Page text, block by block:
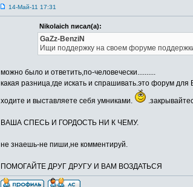
14-Май-11 17:31
Nikolaich писал(а):
GaZz-BenziN
Ищи поддержку на своем форуме
можно было и ответить,по-человечески..........
какая разница,где искать и спрашивать.это форум для
ходите и выставляете себя умниками.
ВАША СПЕСЬ И ГОРДОСТЬ НИ К ЧЕМУ.
не знаешь-не пиши,не комментируй.
ПОМОГАЙТЕ ДРУГ ДРУГУ И ВАМ ВОЗДАТЬСЯ